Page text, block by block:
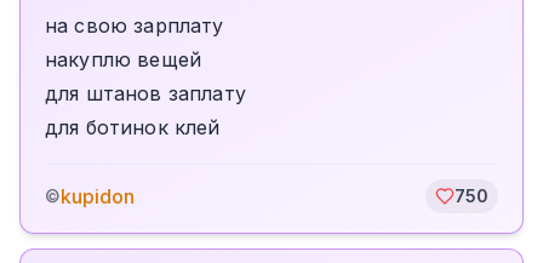
на свою зарплату
накуплю вещей
для штанов заплату
для ботинок клей
©kupidon 750